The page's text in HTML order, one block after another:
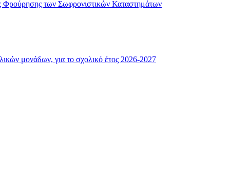
Φρούρησης των Σωφρονιστικών Καταστημάτων
μονάδων, για το σχολικό έτος 2026-2027